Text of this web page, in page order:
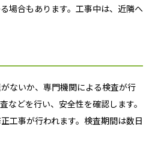
場合もあります。工事中は、近隣へ
ないか、専門機関による検査が行
などを行い、安全性を確認します。
工事が行われます。検査期間は数日